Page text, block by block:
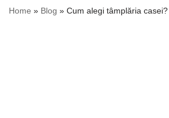
Home » Blog » Cum alegi tâmplăria casei?